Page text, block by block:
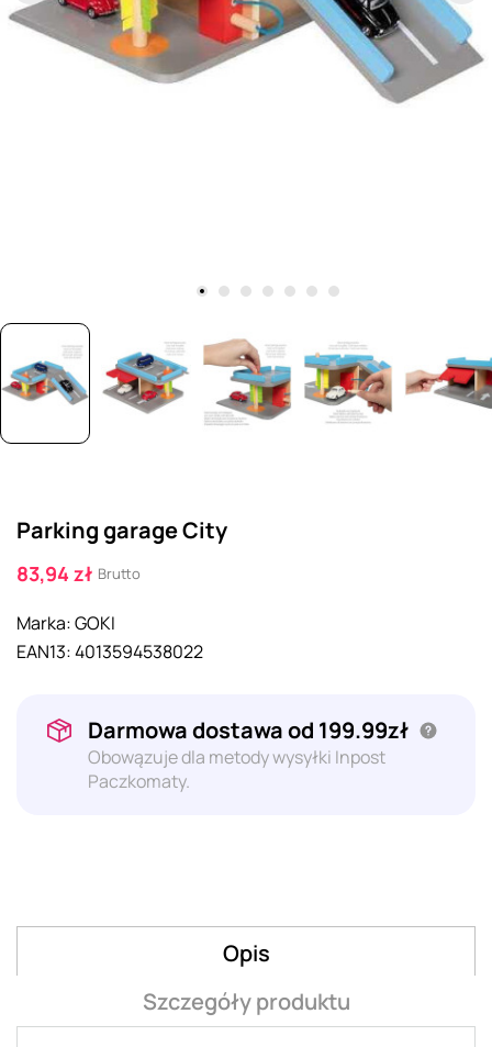
Parking garage City
83,94 zł Brutto
Marka:GOKI
EAN13:4013594538022
Darmowa dostawa od 199.99zł
Obowązuje dla metody wysyłki Inpost
Paczkomaty.
Opis
Szczegóły produktu